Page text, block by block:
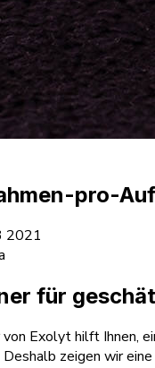
pro-
2021
für
Exolyt hilft Ihnen,
zeigen wir